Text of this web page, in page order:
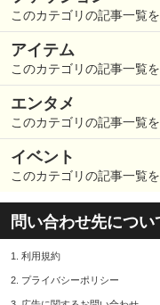
このカテゴリの記事一覧
アイテム
このカテゴリの記事一覧
エンタメ
このカテゴリの記事一覧
イベント
このカテゴリの記事一覧
問い合わせ先につい
1. 利用規約
2. プライバシーポリシー